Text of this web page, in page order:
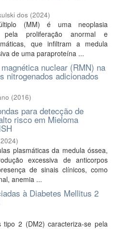
dos (2024)
(MM) é uma neoplasia
pela proliferação anormal e
que infiltram a medula
de uma paraproteína ...
nuclear (RMN) na
nitrogenados adicionados
(2016)
para detecção de
risco em Mieloma
2024)
plasmáticas da medula óssea,
excessiva de anticorpos
de sinais clínicos, como
anemia ...
à Diabetes Mellitus 2
tipo 2 (DM2) caracteriza-se pela